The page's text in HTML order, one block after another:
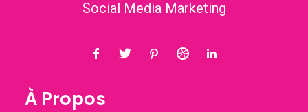
Social Media Marketing
À Propos